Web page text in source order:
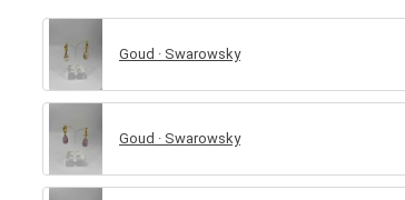
Goud · Swarowsky
Goud · Swarowsky